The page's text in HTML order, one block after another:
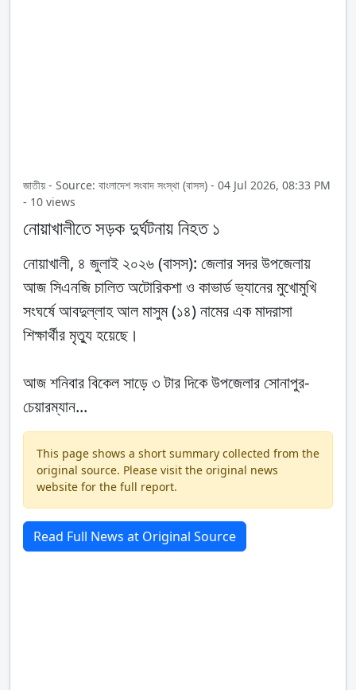
জাতীয় - Source: বাংলাদেশ সংবাদ সংস্থা (বাসস) - 04 Jul 2026, 08:33 PM
- 10 views
নোয়াখালীতে সড়ক দুর্ঘটনায় নিহত ১
নোয়াখালী, ৪ জুলাই ২০২৬ (বাসস): জেলার সদর উপজেলায়
আজ সিএনজি চালিত অটোরিকশা ও কাভার্ড ভ্যানের মুখোমুখি
সংঘর্ষে আবদুল্লাহ আল মাসুম (১৪) নামের এক মাদরাসা
শিক্ষার্থীর মৃত্যু হয়েছে।
আজ শনিবার বিকেল সাড়ে ৩ টার দিকে উপজেলার সোনাপুর-
চেয়ারম্যান...
This page shows a short summary collected from the
original source. Please visit the original news
website for the full report.
Read Full News at Original Source